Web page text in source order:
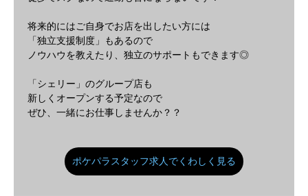
将来的にはご自身でお店を出したい方には
「独立支援制度」もあるので
ノウハウを教えたり、独立のサポートもできます◎
「シェリー」のグループ店も
新しくオープンする予定なので
ぜひ、一緒にお仕事しませんか？？
ポケパラスタッフ求人でくわしく見る